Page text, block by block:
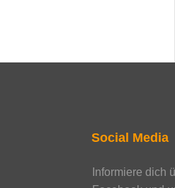
Social Media
Informiere dich